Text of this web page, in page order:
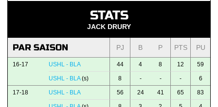
STATS
JACK DRURY
PAR SAISON PJ B P PTS PU
16-17 USHL - BLA 44 4 8 12 59
USHL - BLA(s) 8 - - - 6
17-18 USHL - BLA 56 24 41 65 83